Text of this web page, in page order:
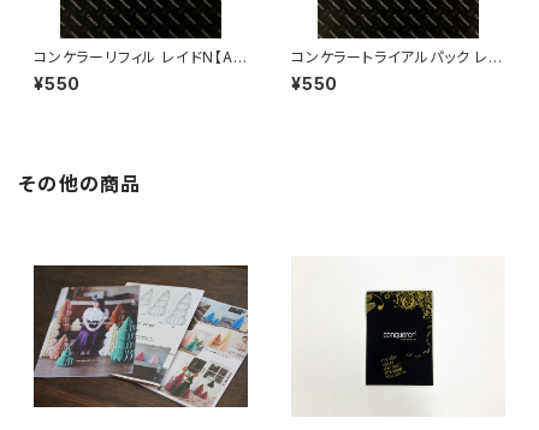
コンケラーリフィル レイドN【A
5・無地・6穴】
¥550
コンケラートライアルパック レイ
ドN【A5】
¥550
その他の商品